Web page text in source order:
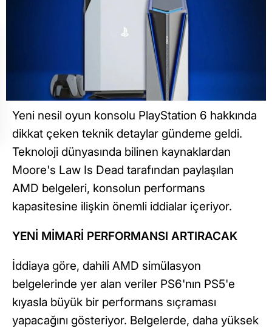
Yeni nesil oyun konsolu PlayStation 6 hakkında
dikkat çeken teknik detaylar gündeme geldi.
Teknoloji dünyasında bilinen kaynaklardan
Moore's Law Is Dead tarafından paylaşılan
AMD belgeleri, konsolun performans
kapasitesine ilişkin önemli iddialar içeriyor.
YENİ MİMARİ PERFORMANSI ARTIRACAK
İddiaya göre, dahili AMD simülasyon
belgelerinde yer alan veriler PS6'nın PS5'e
kıyasla büyük bir performans sıçraması
yapacağını gösteriyor. Belgelerde, daha yüksek